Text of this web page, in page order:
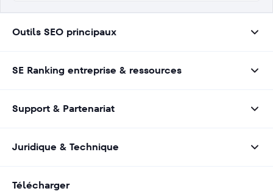
Outils SEO principaux
SE Ranking entreprise & ressources
Support & Partenariat
Juridique & Technique
Télécharger